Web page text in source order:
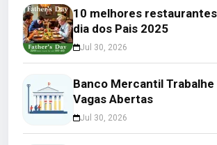
10 melhores
dia dos Pais 2025
Jul 30, 2026
Banco Mercantil
Vagas Abertas
Jul 30, 2026